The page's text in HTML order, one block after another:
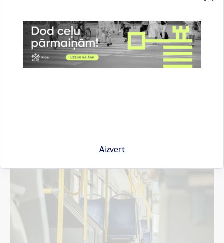
Aizvērt
Pašvaldība rīdziniekiem sarūpējusi "Rīgas
vasaras" pasākumu programmas mobilo